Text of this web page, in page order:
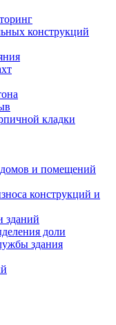
конструкций
кладки
домов и помещений
конструкций и
зданий
доли
здания